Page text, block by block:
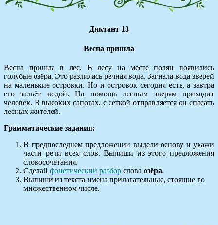
Диктант 13
Весна пришла
Весна пришла в лес. В лесу на месте полян появились
голубые озёра. Это разлилась речная вода. Загнала вода зверей
на маленькие островки. Но и островок сегодня есть, а завтра
его зальёт водой. На помощь лесным зверям приходит
человек. В высоких сапогах, с сеткой отправляется он спасать
лесных жителей.
Грамматические задания:
В предпоследнем предложении выдели основу и укажи
части речи всех слов. Выпиши из этого предложения
словосочетания.
Сделай фонетический разбор слова озёра.
Выпиши из текста имена прилагательные, стоящие во
множественном числе.